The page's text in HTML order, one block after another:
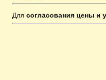
Для согласования цены и